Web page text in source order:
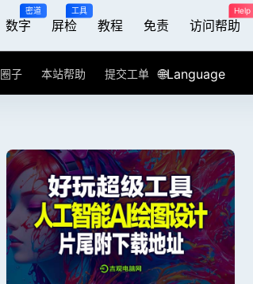
数字
密道
屏检
工具
教程 免责 访问帮助
Help
圈子 本站帮助 提交工单 🌐Language